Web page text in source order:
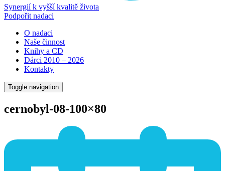
Synergií k vyšší kvalitě života
Podpořit nadaci
O nadaci
Naše činnost
Knihy a CD
Dárci 2010 – 2026
Kontakty
Toggle navigation
cernobyl-08-100×80